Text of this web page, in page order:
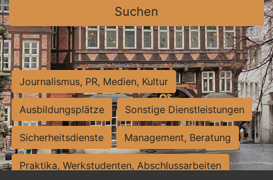
Suchen
Journalismus, PR, Medien, Kultur
Ausbildungsplätze Sonstige Dienstleistungen
Sicherheitsdienste Management, Beratung
Praktika, Werkstudenten, Abschlussarbeiten